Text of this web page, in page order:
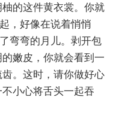
的这件黄衣裳。你就
，好像在说着悄悄
弯弯的月儿。剥开包
嫩皮，你就会看到一
。这时，请你做好心
小心将舌头一起吞